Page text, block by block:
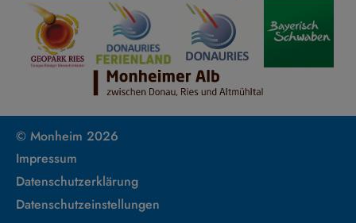
© Monheim 2026
Impressum
Datenschutzerklärung
Datenschutzeinstellungen